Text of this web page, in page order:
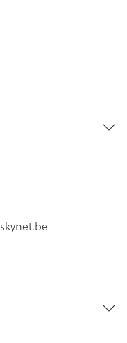
skynet.be